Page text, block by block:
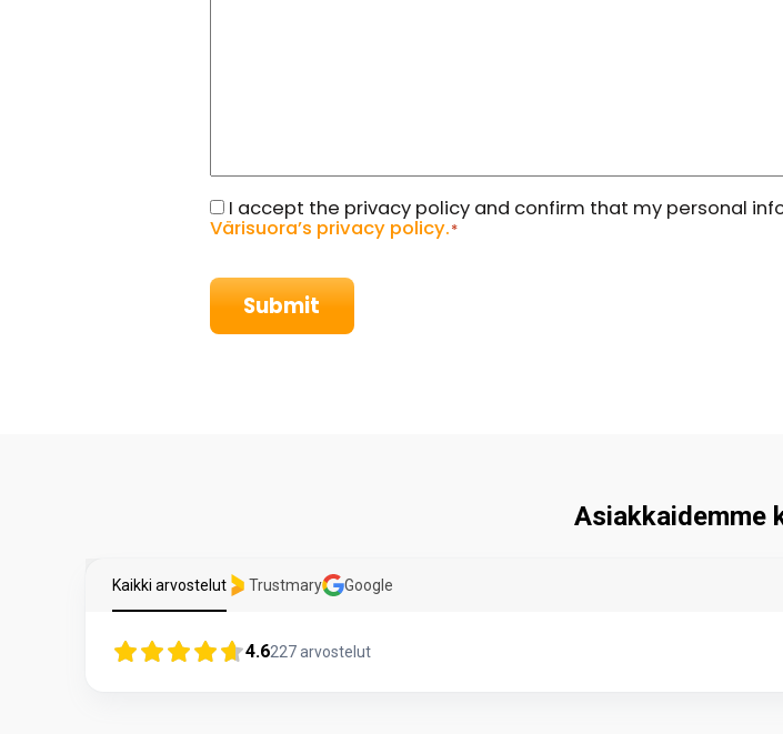
Complaince
*
I accept the privacy policy and confirm that my personal
Värisuora’s privacy policy.*
Asiakkaidemme
Kaikki arvostelut Trustmary Google
4.6227 arvostelut